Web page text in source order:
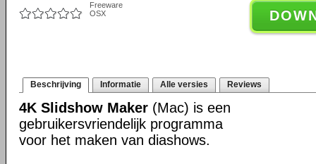
Freeware
OSX
Beschrijving Informatie Alle versies Reviews
4K Slidshow Maker (Mac) is een
gebruikersvriendelijk programma
voor het maken van diashows.